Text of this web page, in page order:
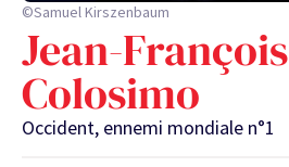
©Samuel Kirszenbaum
Jean-François
Colosimo
Occident, ennemi mondiale n°1